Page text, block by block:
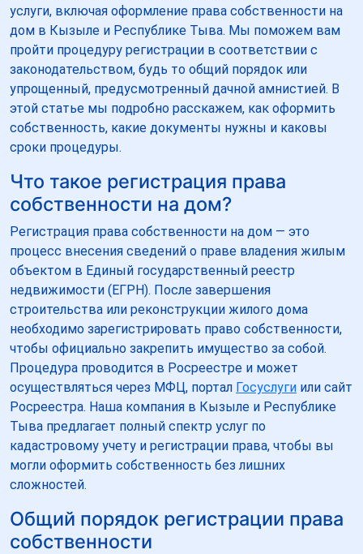
услуги, включая оформление права собственности на
дом в Кызыле и Республике Тыва. Мы поможем вам
пройти процедуру регистрации в соответствии с
законодательством, будь то общий порядок или
упрощенный, предусмотренный дачной амнистией. В
этой статье мы подробно расскажем, как оформить
собственность, какие документы нужны и каковы
сроки процедуры.
Что такое регистрация права
собственности на дом?
Регистрация права собственности на дом — это
процесс внесения сведений о праве владения жилым
объектом в Единый государственный реестр
недвижимости (ЕГРН). После завершения
строительства или реконструкции жилого дома
необходимо зарегистрировать право собственности,
чтобы официально закрепить имущество за собой.
Процедура проводится в Росреестре и может
осуществляться через МФЦ, портал Госуслуги или сайт
Росреестра. Наша компания в Кызыле и Республике
Тыва предлагает полный спектр услуг по
кадастровому учету и регистрации права, чтобы вы
могли оформить собственность без лишних
сложностей.
Общий порядок регистрации права
собственности